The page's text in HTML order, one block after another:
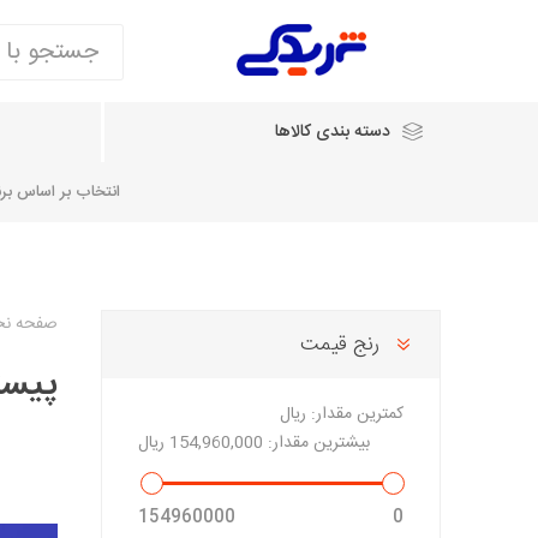
دسته بندی کالاها
انتخاب بر اساس
شرکت دیناپارت
صفحه
رنج قیمت
کمترین مقدار: ریال
بیشترین مقدار: 154,960,000 ریال
0
154960000